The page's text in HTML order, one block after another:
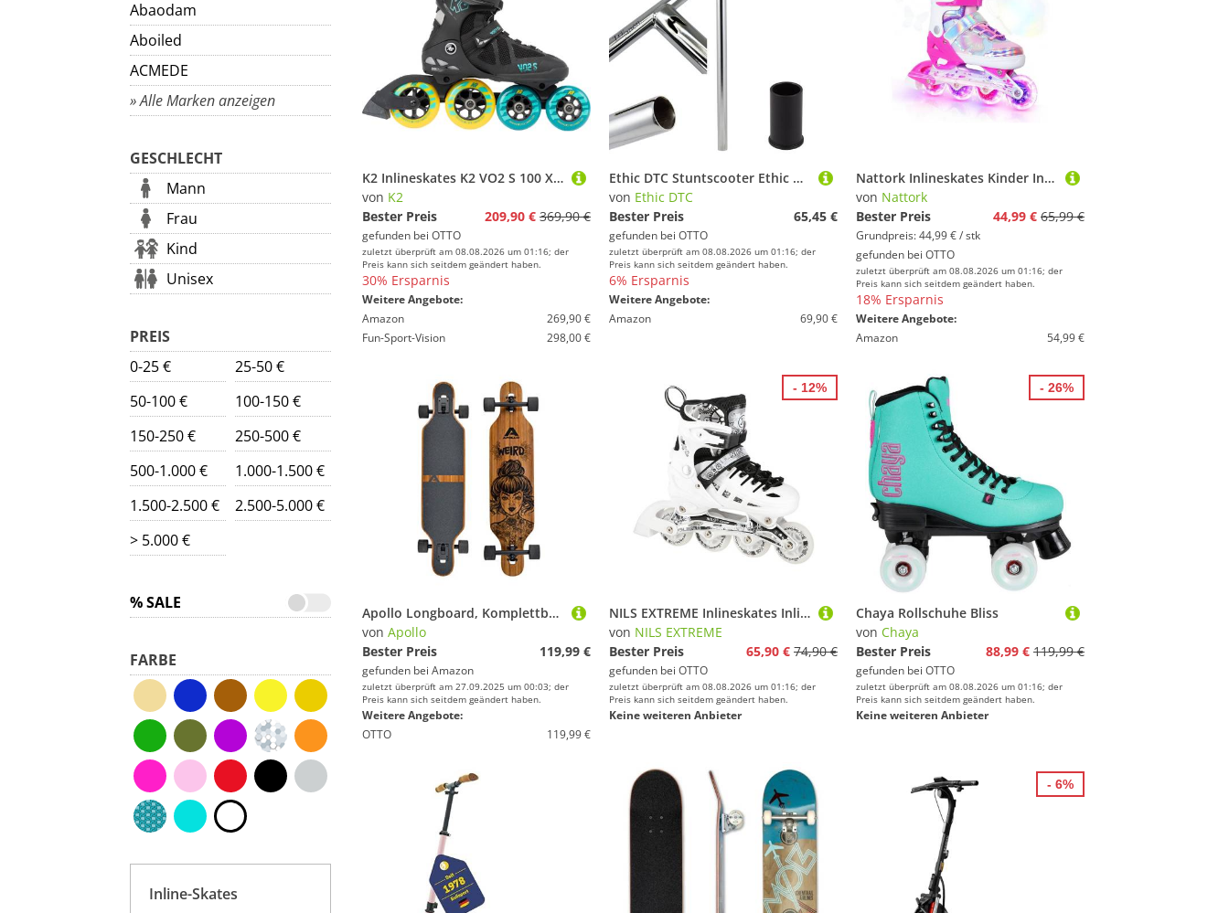
Abaodam
Aboiled
ACMEDE
» Alle Marken anzeigen
GESCHLECHT
Mann
Frau
Kind
Unisex
PREIS
0-25 €
25-50 €
50-100 €
100-150 €
150-250 €
250-500 €
500-1.000 €
1.000-1.500 €
1.500-2.500 €
2.500-5.000 €
> 5.000 €
% SALE
FARBE
Inline-Skates
K2 Inlineskates K2 VO2 S 100 X BOA Inline Skate black/blue/yellow
von K2
Bester Preis
209,90 € 369,90 €
gefunden bei OTTO
zuletzt überprüft am 08.08.2026 um 01:16; der
Preis kann sich seitdem geändert haben.
30% Ersparnis
Weitere Angebote:
Amazon
269,90 €
Fun-Sport-Vision
298,00 €
Ethic DTC Stuntscooter Ethic DTC Trianon Stunt-Scooter IHC ICS SCS Bar 32 Chrome
von Ethic DTC
Bester Preis
65,45 €
gefunden bei OTTO
zuletzt überprüft am 08.08.2026 um 01:16; der
Preis kann sich seitdem geändert haben.
6% Ersparnis
Weitere Angebote:
Amazon
69,90 €
Nattork Inlineskates Kinder Inliner für Mädchen, 4 Größen verstellbar, Schmetterling Inline Rollschuhe (Größe S: 27-31 EU / 175-200 mm)
von Nattork
Bester Preis
44,99 € 65,99 €
Grundpreis: 44,99 € / stk
gefunden bei OTTO
zuletzt überprüft am 08.08.2026 um 01:16; der
Preis kann sich seitdem geändert haben.
18% Ersparnis
Weitere Angebote:
Amazon
54,99 €
Apollo Longboard, Komplettboard mit Deck aus Bambus & Fiberglas, High-End Board mit ABEC 9 Kugellager, Flex 2 Longboards für Jugendliche und Erwachsene, Profi-Cruiser
von Apollo
Bester Preis
119,99 €
gefunden bei Amazon
zuletzt überprüft am 27.09.2025 um 00:03; der
Preis kann sich seitdem geändert haben.
Weitere Angebote:
OTTO
119,99 €
NILS EXTREME Inlineskates Inliner Rollschuhe Schlittschuhe, (Spar-Set, 2-St., 39-42), 4-in-1, LED-Rollen, größenverstellbar, ABEC 7
von NILS EXTREME
Bester Preis
65,90 € 74,90 €
gefunden bei OTTO
zuletzt überprüft am 08.08.2026 um 01:16; der
Preis kann sich seitdem geändert haben.
Keine weiteren Anbieter
- 12%
Chaya Rollschuhe Bliss
von Chaya
Bester Preis
88,99 € 119,99 €
gefunden bei OTTO
zuletzt überprüft am 08.08.2026 um 01:16; der
Preis kann sich seitdem geändert haben.
Keine weiteren Anbieter
- 26%
- 6%